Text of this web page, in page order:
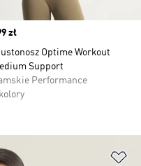
zł
Optime Workout
Support
Performance